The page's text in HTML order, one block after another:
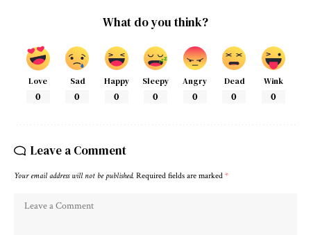
What do you think?
Love
0
Sad
0
Happy
0
Sleepy
0
Angry
0
Dead
0
Wink
0
Leave a Comment
Your email address will not be published. Required fields are marked *